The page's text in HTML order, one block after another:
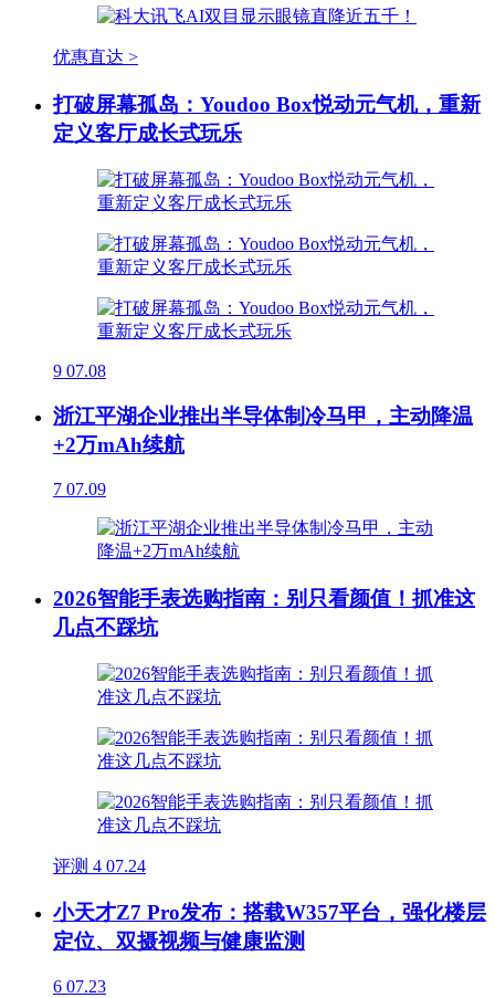
优惠直达 >
打破屏幕孤岛：Youdoo Box悦动元气机，重新
定义客厅成长式玩乐
9 07.08
浙江平湖企业推出半导体制冷马甲，主动降温
+2万mAh续航
7 07.09
2026智能手表选购指南：别只看颜值！抓准这
几点不踩坑
评测 4 07.24
小天才Z7 Pro发布：搭载W357平台，强化楼层
定位、双摄视频与健康监测
6 07.23